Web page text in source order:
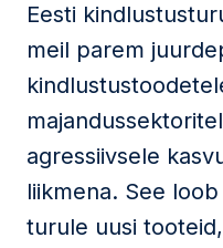
Eesti
meil parem
agressiivsele
liikmena. See
turule uusi